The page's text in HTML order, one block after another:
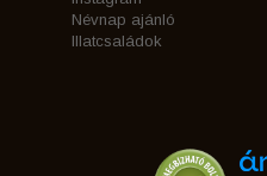
Névnap ajánló
Illatcsaládok